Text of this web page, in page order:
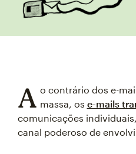
A o contrário dos e-
massa, os e-mails
comunicações
canal poderoso de